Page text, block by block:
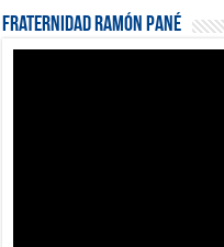
Fraternidad Ramón Pané